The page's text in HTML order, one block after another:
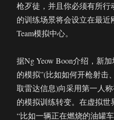
枪歹徒，并且你必须有所行
的训练场景将会设立在最近
Team模拟中心。
据Ng Yeow Boon介绍，新
的模拟”(比如如何开枪射击
取雷达信息)向采用第一人
的模拟训练转变。在虚拟世
“比如一辆正在燃烧的油罐